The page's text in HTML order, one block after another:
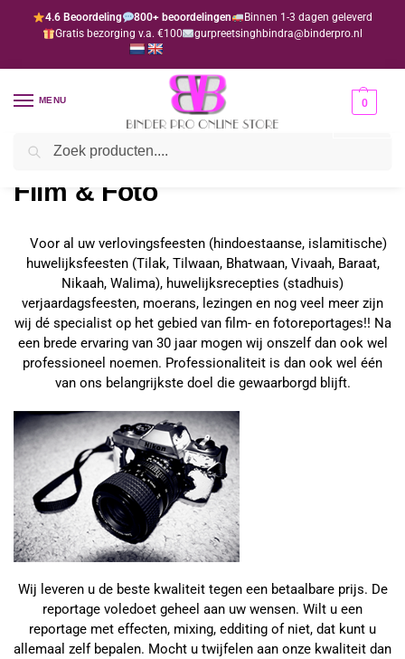
4.6 Beoordeling 800+ beoordelingen
Binnen 1-3 dagen geleverd
Gratis bezorging v.a. €100
gurpreetsinghbindra@binderpro.nl
MENU 0
Home Film & Foto
Film & Foto
Voor al uw verlovingsfeesten (hindoestaanse, islamitische)
huwelijksfeesten (Tilak, Tilwaan, Bhatwaan, Vivaah, Baraat,
Nikaah, Walima), huwelijksrecepties (stadhuis)
verjaardagsfeesten, moerans, lezingen en nog veel meer zijn
wij dé specialist op het gebied van film- en fotoreportages!! Na
een brede ervaring van 30 jaar mogen wij onszelf dan ook wel
professioneel noemen. Professionaliteit is dan ook wel één
van ons belangrijkste doel die gewaarborgd blijft.
Wij leveren u de beste kwaliteit tegen een betaalbare prijs. De
reportage voledoet geheel aan uw wensen. Wilt u een
reportage met effecten, mixing, edditing of niet, dat kunt u
allemaal zelf bepalen. Mocht u twijfelen aan onze kwaliteit dan